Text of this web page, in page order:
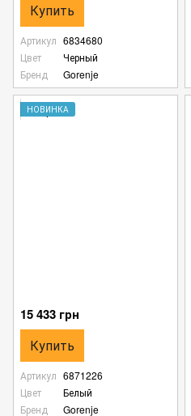
Купить
Артикул 6834680
Цвет
Черный
Бренд
Gorenje
НОВИНКА
15 433 грн
Купить
Артикул 6871226
Цвет
Белый
Бренд
Gorenje